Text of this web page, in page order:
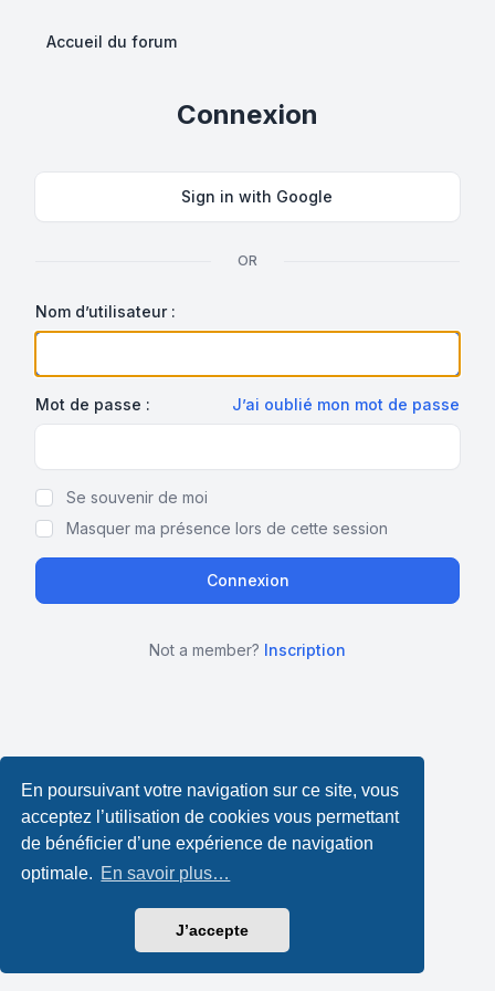
En poursuivant votre navigation sur ce site, vous
acceptez l’utilisation de cookies vous permettant
de bénéficier d’une expérience de navigation
optimale. En savoir plus…
J’accepte
Accueil du forum
Connexion
Sign in with Google
OR
Nom d’utilisateur :
Mot de passe : J’ai oublié mon mot de passe
Se souvenir de moi
Masquer ma présence lors de cette session
Not a member? Inscription